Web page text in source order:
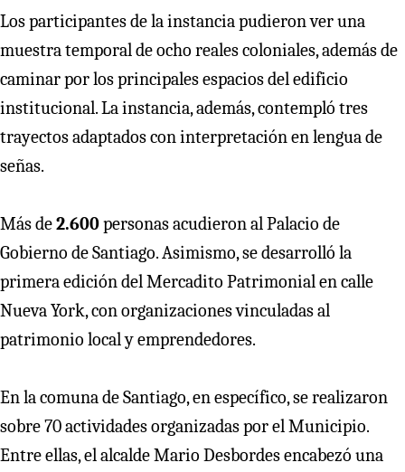
Los participantes de la instancia pudieron ver una
muestra temporal de ocho reales coloniales, además de
caminar por los principales espacios del edificio
institucional. La instancia, además, contempló tres
trayectos adaptados con interpretación en lengua de
señas.
Más de2.600personas acudieron al Palacio de
Gobierno de Santiago. Asimismo, se desarrolló la
primera edición del Mercadito Patrimonial en calle
Nueva York, con organizaciones vinculadas al
patrimonio local y emprendedores.
En la comuna de Santiago, en específico, se realizaron
sobre 70 actividades organizadas por el Municipio.
Entre ellas, el alcalde Mario Desbordes encabezó una